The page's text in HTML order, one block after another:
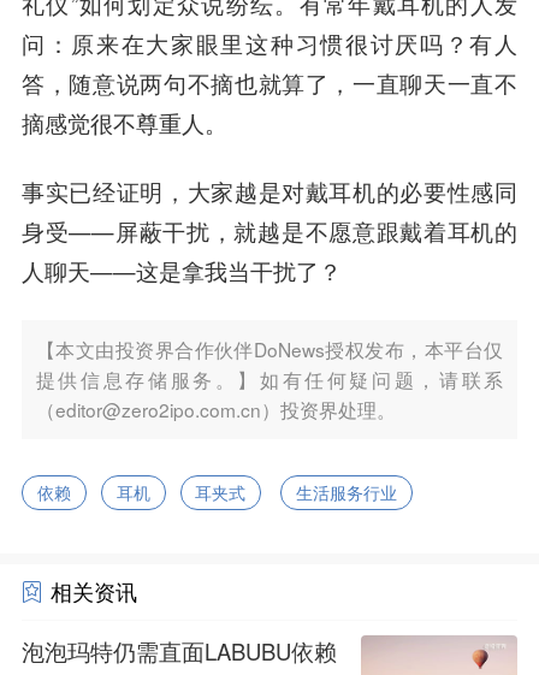
问：原来在大家眼里这种习惯很讨厌吗？有人
答，随意说两句不摘也就算了，一直聊天一直不
摘感觉很不尊重人。
事实已经证明，大家越是对戴耳机的必要性感同
身受——屏蔽干扰，就越是不愿意跟戴着耳机的
人聊天——这是拿我当干扰了？
【本文由投资界合作伙伴DoNews授权发布，本平台仅
提供信息存储服务。】如有任何疑问题，请联系
（editor@zero2ipo.com.cn）投资界处理。
依赖 耳机 耳夹式 生活服务行业
相关资讯
泡泡玛特仍需直面LABUBU依赖